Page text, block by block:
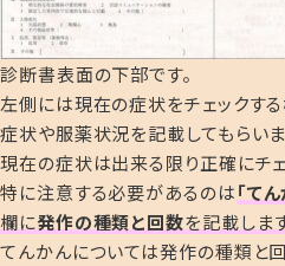
診断書表面の下部です。
左側には現在の症状をチェックす
症状や服薬状況を記載してもらいま
現在の症状は出来る限り正確にチェ
特に注意する必要があるのは「て
欄に発作の種類と回数を記載します
てんかんについては発作の種類と